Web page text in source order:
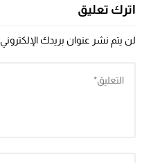
اترك تعليق
لن يتم نشر عنوان بريدك الإلكتروني.